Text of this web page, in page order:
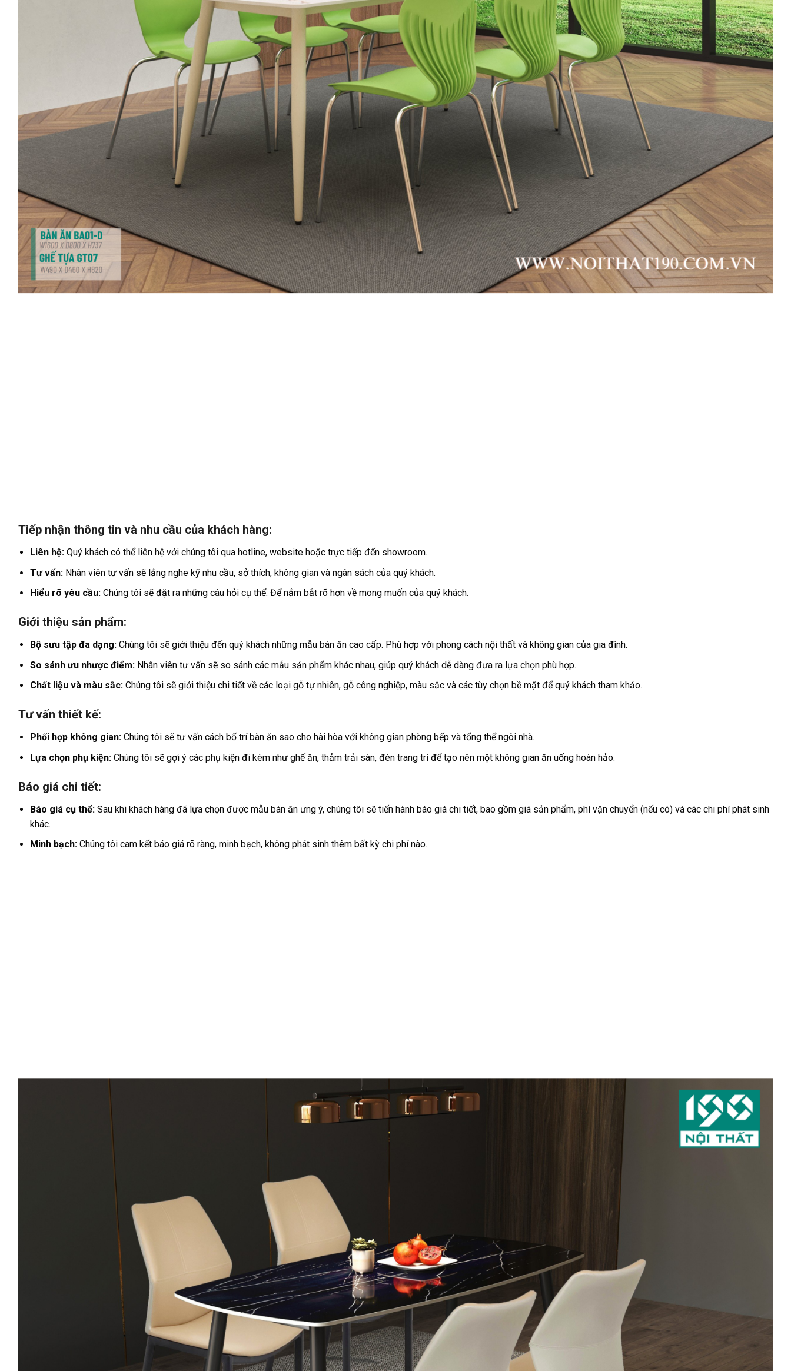
Tiếp nhận thông tin và nhu cầu của khách hàng:
Liên hệ: Quý khách có thể liên hệ với chúng tôi qua hotline, website hoặc trực tiếp đến showroom.
Tư vấn: Nhân viên tư vấn sẽ lắng nghe kỹ nhu cầu, sở thích, không gian và ngân sách của quý khách.
Hiểu rõ yêu cầu: Chúng tôi sẽ đặt ra những câu hỏi cụ thể. Để nắm bắt rõ hơn về mong muốn của quý khách.
Giới thiệu sản phẩm:
Bộ sưu tập đa dạng: Chúng tôi sẽ giới thiệu đến quý khách những mẫu bàn ăn cao cấp. Phù hợp với phong cách nội thất và không gian của gia đình.
So sánh ưu nhược điểm: Nhân viên tư vấn sẽ so sánh các mẫu sản phẩm khác nhau, giúp quý khách dễ dàng đưa ra lựa chọn phù hợp.
Chất liệu và màu sắc: Chúng tôi sẽ giới thiệu chi tiết về các loại gỗ tự nhiên, gỗ công nghiệp, màu sắc và các tùy chọn bề mặt để quý khách tham khảo.
Tư vấn thiết kế:
Phối hợp không gian: Chúng tôi sẽ tư vấn cách bố trí bàn ăn sao cho hài hòa với không gian phòng bếp và tổng thể ngôi nhà.
Lựa chọn phụ kiện: Chúng tôi sẽ gợi ý các phụ kiện đi kèm như ghế ăn, thảm trải sàn, đèn trang trí để tạo nên một không gian ăn uống hoàn hảo.
Báo giá chi tiết:
Báo giá cụ thể: Sau khi khách hàng đã lựa chọn được mẫu bàn ăn ưng ý, chúng tôi sẽ tiến hành báo giá chi tiết, bao gồm giá sản phẩm, phí vận chuyển (nếu có) và các chi phí phát sinh
khác.
Minh bạch: Chúng tôi cam kết báo giá rõ ràng, minh bạch, không phát sinh thêm bất kỳ chi phí nào.